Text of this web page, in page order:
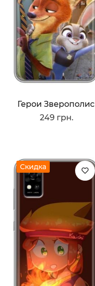
Герои Зверополис
249 грн.
Скидка